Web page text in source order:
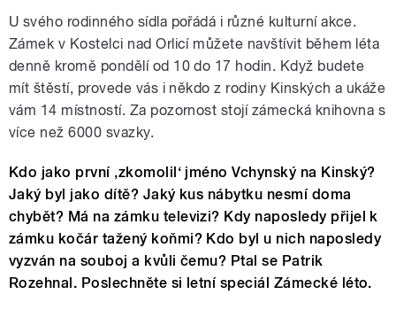
U svého rodinného sídla pořádá i různé kulturní akce.
Zámek v Kostelci nad Orlicí můžete navštívit během léta
denně kromě pondělí od 10 do 17 hodin. Když budete
mít štěstí, provede vás i někdo z rodiny Kinských a ukáže
vám 14 místností. Za pozornost stojí zámecká knihovna s
více než 6000 svazky.
Kdo jako první ‚zkomolil‘ jméno Vchynský na Kinský?
Jaký byl jako dítě? Jaký kus nábytku nesmí doma
chybět? Má na zámku televizi? Kdy naposledy přijel k
zámku kočár tažený koňmi? Kdo byl u nich naposledy
vyzván na souboj a kvůli čemu? Ptal se Patrik
Rozehnal. Poslechněte si letní speciál Zámecké léto.